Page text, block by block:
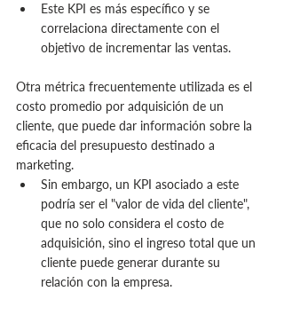
Este KPI es más específico y se
correlaciona directamente con el
objetivo de incrementar las ventas.
Otra métrica frecuentemente utilizada es el
costo promedio por adquisición de un
cliente, que puede dar información sobre la
eficacia del presupuesto destinado a
marketing.
Sin embargo, un KPI asociado a este
podría ser el "valor de vida del cliente",
que no solo considera el costo de
adquisición, sino el ingreso total que un
cliente puede generar durante su
relación con la empresa.